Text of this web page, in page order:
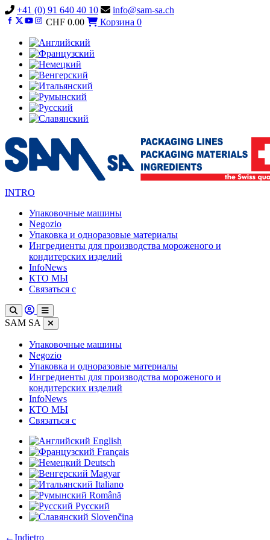
Vai
al
+41 (0) 91 640 40 10
info@sam-sa.ch
CHF 0.00 Корзина 0
INTRO
Упаковочные машины
Negozio
Упаковка и одноразовые материалы
Ингредиенты для производства мороженого и
кондитерских изделий
InfoNews
КТО МЫ
Связаться с
SAM SA
Упаковочные машины
Negozio
Упаковка и одноразовые материалы
Ингредиенты для производства мороженого и
кондитерских изделий
InfoNews
КТО МЫ
Связаться с
English
Français
Deutsch
Magyar
Italiano
Română
Русский
Slovenčina
←Indietro: